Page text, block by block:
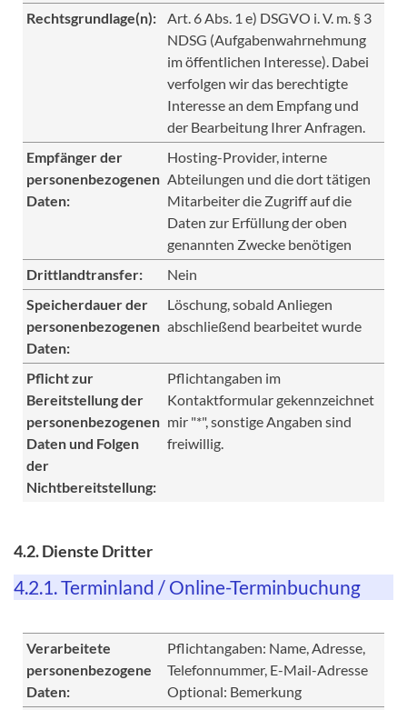
Rechtsgrundlage(n):
Art. 6 Abs. 1 e) DSGVO i. V. m. § 3
NDSG (Aufgabenwahrnehmung
im öffentlichen Interesse). Dabei
verfolgen wir das berechtigte
Interesse an dem Empfang und
der Bearbeitung Ihrer Anfragen.
Empfänger der
personenbezogenen
Daten:
Hosting-Provider, interne
Abteilungen und die dort tätigen
Mitarbeiter die Zugriff auf die
Daten zur Erfüllung der oben
genannten Zwecke benötigen
Drittlandtransfer:
Nein
Speicherdauer der
personenbezogenen
Daten:
Löschung, sobald Anliegen
abschließend bearbeitet wurde
Pflicht zur
Bereitstellung der
personenbezogenen
Daten und Folgen
der
Nichtbereitstellung:
Pflichtangaben im
Kontaktformular gekennzeichnet
mir "*", sonstige Angaben sind
freiwillig.
4.2. Dienste Dritter
4.2.1. Terminland / Online-Terminbuchung
Verarbeitete
personenbezogene
Daten:
Pflichtangaben: Name, Adresse,
Telefonnummer, E-Mail-Adresse
Optional: Bemerkung